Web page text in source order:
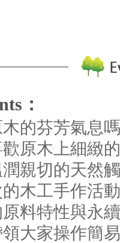
：
的芬芳氣息
原木上細緻
親切的天然
木工手作活
料特性與永
大家操作簡